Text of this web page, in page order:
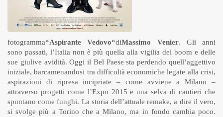
fotogramma“Aspirante Vedovo“diMassimo Venier. Gli anni
sono passati, l’Italia non è più quella alla vigilia del boom e delle
sue giulive avidità. Oggi il Bel Paese sta perdendo quell’aggettivo
iniziale, barcamenandosi tra difficoltà economiche legate alla crisi,
aspirazioni di ripresa incipriate – come avviene a Milano –
attraverso progetti come l’Expo 2015 e una selva di cantieri che
spuntano come funghi. La storia dell’attuale remake, a dire il vero,
si svolge più a Torino che a Milano, ma in fondo cambia poco.